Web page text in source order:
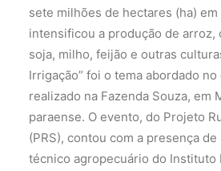
sete milhões de hectares (ha)
intensificou a produção de arroz,
soja, milho, feijão e outras
Irrigação” foi o tema abordado no
realizado na Fazenda Souza, em
paraense. O evento, do Projeto
(PRS), contou com a presença
técnico agropecuário do Instituto